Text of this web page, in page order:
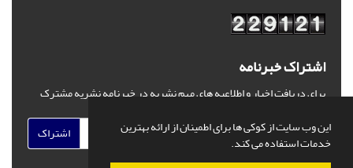
این وب سایت از کوکی ها برای اطمینان از ارائه بهترین
خدمات استفاده می کند.
اشتراک خبرنامه
برای دریافت اخبار و اطلاعیه های مهم نشریه در خبرنامه نشریه مشترک
اشتراک